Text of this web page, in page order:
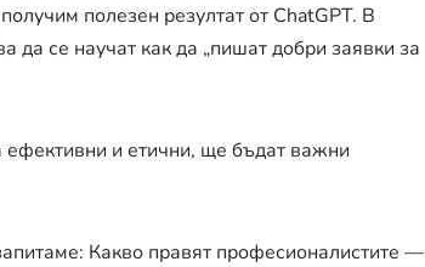
полезен резултат от ChatGPT. В
да се научат как да „пишат добри заявки за
ефективни и етични, ще бъдат важни
Какво правят професионалистите —